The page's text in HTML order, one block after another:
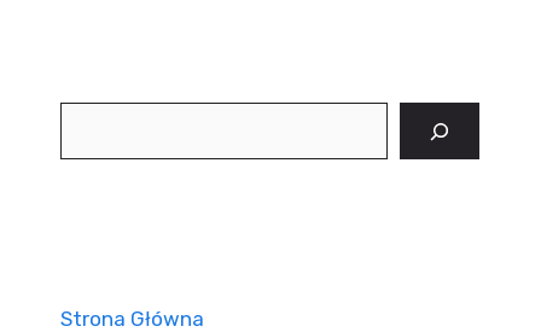
Strona Główna